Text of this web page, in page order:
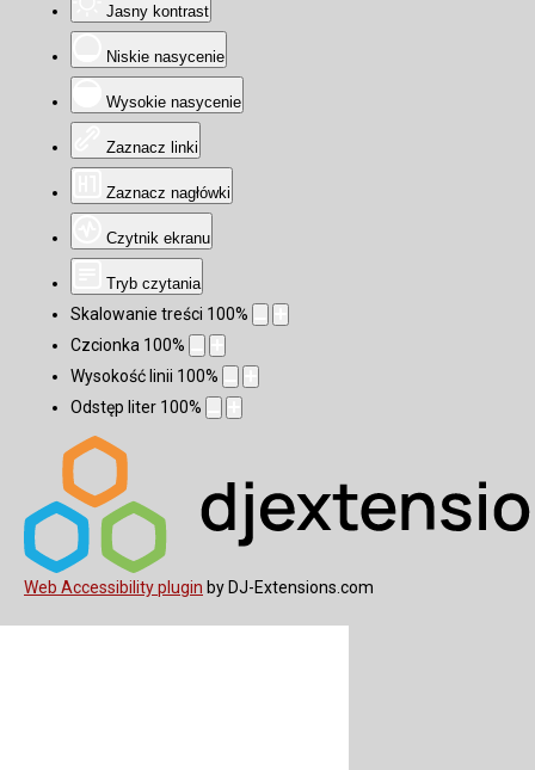
Jasny kontrast
Niskie nasycenie
Wysokie nasycenie
Zaznacz linki
Zaznacz nagłówki
Czytnik ekranu
Tryb czytania
Skalowanie treści 100%
Czcionka 100%
Wysokość linii 100%
Odstęp liter 100%
Web Accessibility plugin by DJ-Extensions.com